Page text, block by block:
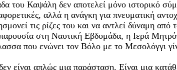
του Καψάλη δεν αποτελεί μόνο ιστορικό
αλλά η ανάγκη για πνευματική
τις ρίζες του και να αντλεί δύναμη
στη Ναυτική Εβδομάδα, η Ιερά
που ενώνει τον Βόλο με το Μεσολόγγι
είναι απλώς μια παράσταση. Είναι μια